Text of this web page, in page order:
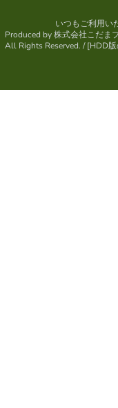
いつもご利用い
Produced by株式会社こだま
All Rights Reserved. / [HDD